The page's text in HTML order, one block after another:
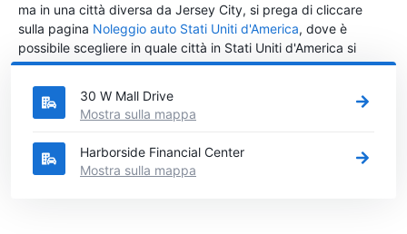
ma in una città diversa da Jersey City, si prega di cliccare
sulla pagina Noleggio auto Stati Uniti d'America, dove è
possibile scegliere in quale città in Stati Uniti d'America si
vuole noleggiare l'auto.
30 W Mall Drive
Mostra sulla mappa
Harborside Financial Center
Mostra sulla mappa